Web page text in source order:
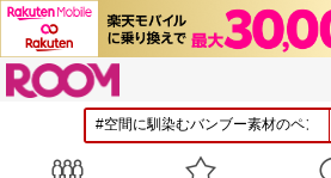
見つける